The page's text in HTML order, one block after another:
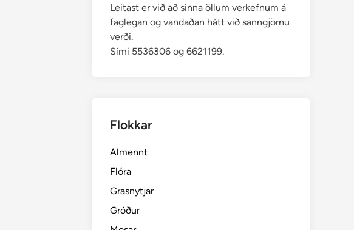
Leitast er við að sinna öllum verkefnum á
faglegan og vandaðan hátt við sanngjörnu
verði.
Sími 5536306 og 6621199.
Flokkar
Almennt
Flóra
Grasnytjar
Gróður